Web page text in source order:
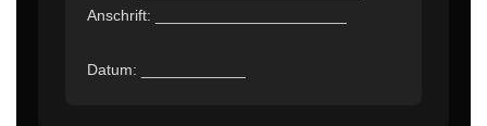
Anschrift: ______________________
Datum: ____________